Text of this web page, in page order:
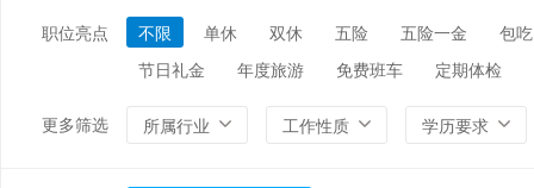
能源/电力/矿产
化工 环保
职位亮点 不限 单休 双休 五险 五险一金
包吃
节日礼金
年度旅游 免费班车 定期体检
更多筛选 所属行业 工作性质 学历要求